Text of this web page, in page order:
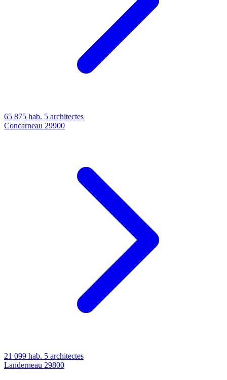
65 875 hab. 5 architectes
Concarneau 29900
21 099 hab. 5 architectes
Landerneau 29800